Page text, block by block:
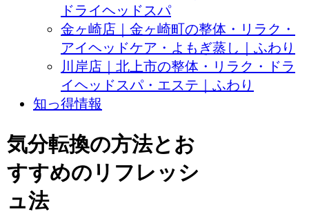
ドライヘッドスパ
金ヶ崎店｜金ヶ崎町の整体・リラク・
アイヘッドケア・よもぎ蒸し｜ふわり
川岸店｜北上市の整体・リラク・ドラ
イヘッドスパ・エステ｜ふわり
知っ得情報
気分転換の方法とお
すすめのリフレッシ
ュ法